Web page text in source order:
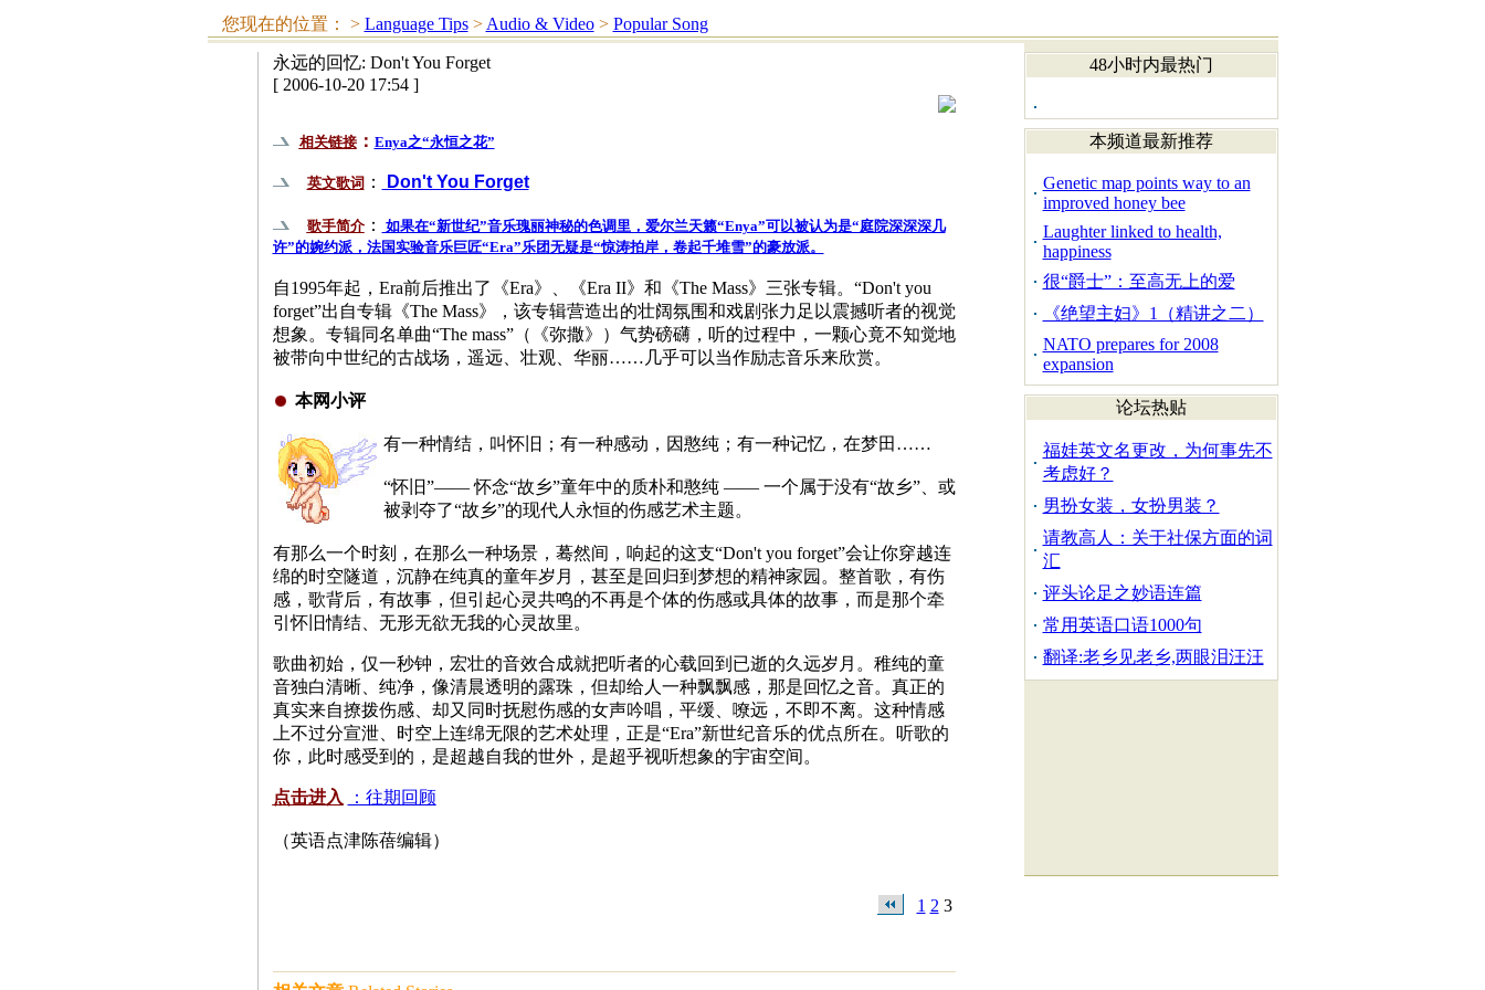
您现在的位置： > Language Tips> Audio & Video> Popular Song
永远的回忆: Don't You Forget
[ 2006-10-20 17:54 ]
相关链接： Enya之“永恒之花”
英文歌词： Don't You Forget
歌手简介：
如果在“新世纪”音乐瑰丽神秘的色调里，爱尔兰天籁“Enya”可以被认为是“庭院深深深几
许”的婉约派，法国实验音乐巨匠“Era”乐团无疑是“惊涛拍岸，卷起千堆雪”的豪放派。
自1995年起，Era前后推出了《Era》、《Era II》和《The Mass》三张专辑。“Don't you
forget”出自专辑《The Mass》，该专辑营造出的壮阔氛围和戏剧张力足以震撼听者的视觉
想象。专辑同名单曲“The mass”（《弥撒》）气势磅礴，听的过程中，一颗心竟不知觉地
被带向中世纪的古战场，遥远、壮观、华丽……几乎可以当作励志音乐来欣赏。
本网小评
有一种情结，叫怀旧；有一种感动，因憨纯；有一种记忆，在梦田……
“怀旧”—— 怀念“故乡”童年中的质朴和憨纯 —— 一个属于没有“故乡”、或
被剥夺了“故乡”的现代人永恒的伤感艺术主题。
有那么一个时刻，在那么一种场景，蓦然间，响起的这支“Don't you forget”会让你穿越连
绵的时空隧道，沉静在纯真的童年岁月，甚至是回归到梦想的精神家园。整首歌，有伤
感，歌背后，有故事，但引起心灵共鸣的不再是个体的伤感或具体的故事，而是那个牵
引怀旧情结、无形无欲无我的心灵故里。
歌曲初始，仅一秒钟，宏壮的音效合成就把听者的心载回到已逝的久远岁月。稚纯的童
音独白清晰、纯净，像清晨透明的露珠，但却给人一种飘飘感，那是回忆之音。真正的
真实来自撩拨伤感、却又同时抚慰伤感的女声吟唱，平缓、嘹远，不即不离。这种情感
上不过分宣泄、时空上连绵无限的艺术处理，正是“Era”新世纪音乐的优点所在。听歌的
你，此时感受到的，是超越自我的世外，是超乎视听想象的宇宙空间。
点击进入 ：往期回顾
（英语点津陈蓓编辑）
1 2 3
48小时内最热门
本频道最新推荐
Genetic map points way to an
improved honey bee
Laughter linked to health,
happiness
很“爵士”：至高无上的爱
《绝望主妇》1（精讲之二）
NATO prepares for 2008
expansion
论坛热贴
福娃英文名更改，为何事先不
考虑好？
男扮女装，女扮男装？
请教高人：关于社保方面的词
汇
评头论足之妙语连篇
常用英语口语1000句
翻译:老乡见老乡,两眼泪汪汪